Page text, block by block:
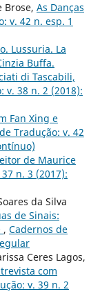
Brose, As Danças
v. 42 n. esp. 1
Lussuria. La
Buffa.
di Tascabili,
v. 38 n. 2 (2018):
Fan Xing e
Tradução: v. 42
de Maurice
n. 3 (2017):
da Silva
de Sinais:
, Cadernos de
Ceres Lagos,
com
v. 39 n. 2